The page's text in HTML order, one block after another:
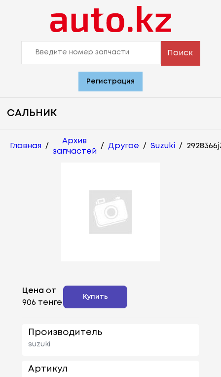
Поиск
Регистрация
САЛЬНИК
Главная /
Архив
запчастей
/ Другое / Suzuki /
Цена от
906 тенге
Купить
Производитель
suzuki
Артикул